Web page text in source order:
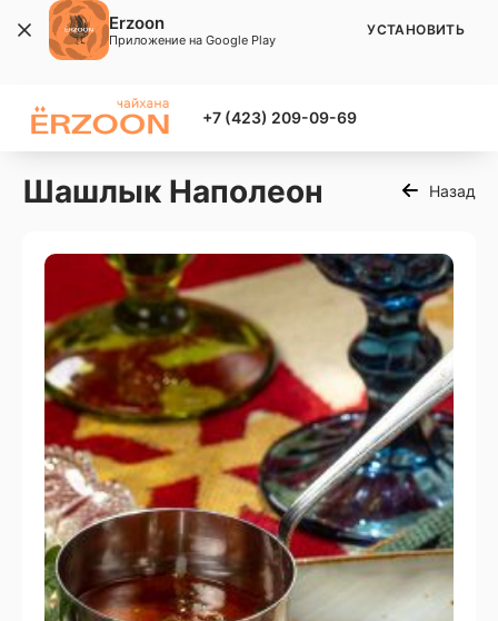
+7 (423) 209-09-69
Шашлык Наполеон Назад
Erzoon
Приложение на Google Play
УСТАНОВИТЬ